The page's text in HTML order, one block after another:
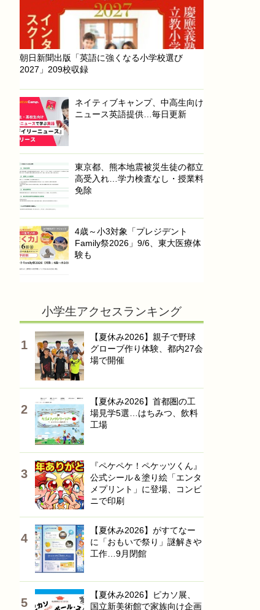
朝日新聞出版「英語に強くなる小学校選び
2027」209校収録
ネイティブキャンプ、中高生向け
ニュース英語提供…毎日更新
東京都、熊本地震被災生徒の都立
高受入れ…学力検査なし・授業料
免除
4歳～小3対象「プレジデント
Family祭2026」9/6、東大医療体
験も
小学生アクセスランキング
【夏休み2026】親子で野球
グローブ作り体験、都内27会
場で開催
【夏休み2026】首都圏の工
場見学5選…はちみつ、飲料
工場
『ペケペケ！ペケッツくん』
公式シール＆塗り絵「エンタ
メプリント」に登場、コンビ
ニで印刷
【夏休み2026】がすてなー
に「おもいで祭り」謎解きや
工作…9月閉館
【夏休み2026】ピカソ展、
国立新美術館で家族向け企画